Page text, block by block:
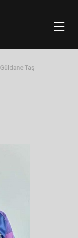
Güldane Taş